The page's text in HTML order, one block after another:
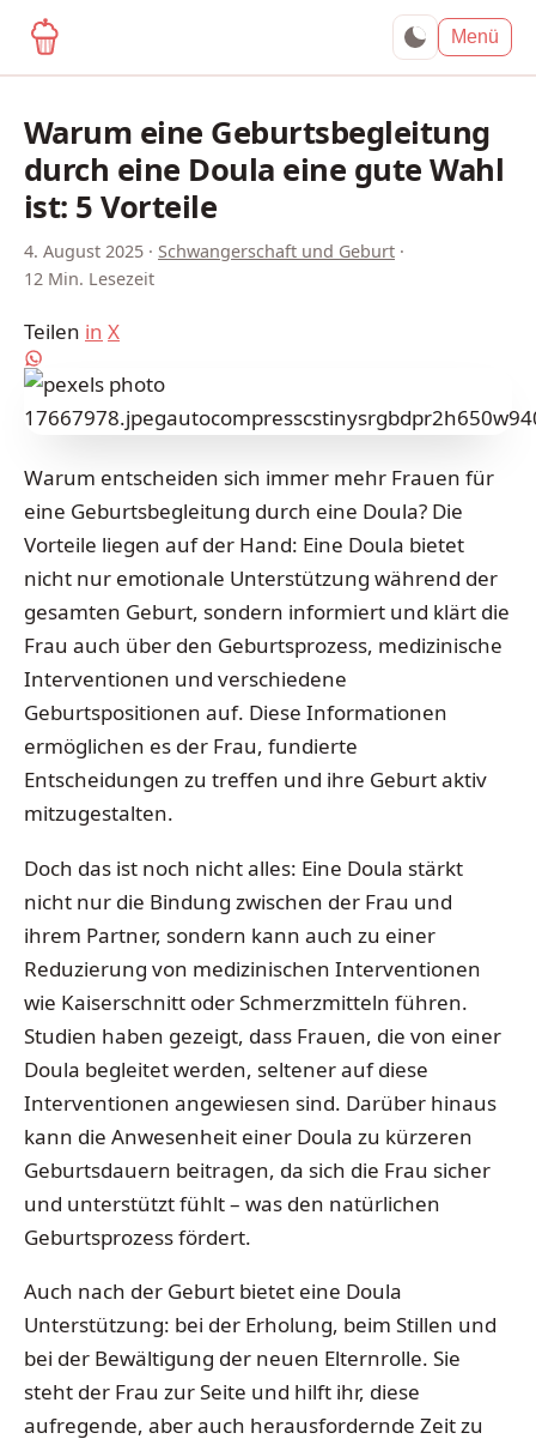
Menü
Warum eine Geburtsbegleitung
durch eine Doula eine gute Wahl
ist: 5 Vorteile
4. August 2025 · Schwangerschaft und Geburt ·
12 Min. Lesezeit
Teilen in X
Warum entscheiden sich immer mehr Frauen für
eine Geburtsbegleitung durch eine Doula? Die
Vorteile liegen auf der Hand: Eine Doula bietet
nicht nur emotionale Unterstützung während der
gesamten Geburt, sondern informiert und klärt die
Frau auch über den Geburtsprozess, medizinische
Interventionen und verschiedene
Geburtspositionen auf. Diese Informationen
ermöglichen es der Frau, fundierte
Entscheidungen zu treffen und ihre Geburt aktiv
mitzugestalten.
Doch das ist noch nicht alles: Eine Doula stärkt
nicht nur die Bindung zwischen der Frau und
ihrem Partner, sondern kann auch zu einer
Reduzierung von medizinischen Interventionen
wie Kaiserschnitt oder Schmerzmitteln führen.
Studien haben gezeigt, dass Frauen, die von einer
Doula begleitet werden, seltener auf diese
Interventionen angewiesen sind. Darüber hinaus
kann die Anwesenheit einer Doula zu kürzeren
Geburtsdauern beitragen, da sich die Frau sicher
und unterstützt fühlt – was den natürlichen
Geburtsprozess fördert.
Auch nach der Geburt bietet eine Doula
Unterstützung: bei der Erholung, beim Stillen und
bei der Bewältigung der neuen Elternrolle. Sie
steht der Frau zur Seite und hilft ihr, diese
aufregende, aber auch herausfordernde Zeit zu